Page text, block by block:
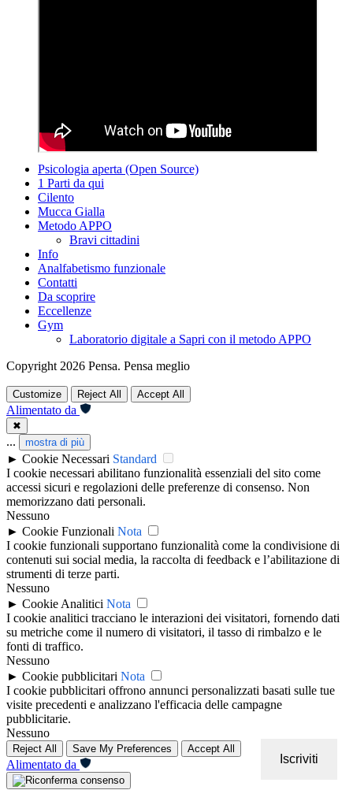
Psicologia aperta (Open Source)
1 Parti da qui
Cilento
Mucca Gialla
Metodo APPO
Bravi cittadini
Info
Analfabetismo funzionale
Contatti
Da scoprire
Eccellenze
Gym
Laboratorio digitale a Sapri con il metodo APPO
Copyright 2026 Pensa. Pensa meglio
Customize Reject All Accept All
Alimentato da
✖
... mostra di più
► Cookie Necessari Standard
I cookie necessari abilitano funzionalità essenziali del sito come
accessi sicuri e regolazioni delle preferenze di consenso. Non
memorizzano dati personali.
Nessuno
► Cookie Funzionali Nota
I cookie funzionali supportano funzionalità come la condivisione di
contenuti sui social media, la raccolta di feedback e l’abilitazione di
strumenti di terze parti.
Nessuno
► Cookie Analitici Nota
I cookie analitici tracciano le interazioni dei visitatori, fornendo dati
su metriche come il numero di visitatori, il tasso di rimbalzo e le
fonti di traffico.
Nessuno
► Cookie pubblicitari Nota
I cookie pubblicitari offrono annunci personalizzati basati sulle tue
visite precedenti e analizzano l'efficacia delle campagne
pubblicitarie.
Nessuno
Reject All Save My Preferences Accept All
Alimentato da Iscriviti